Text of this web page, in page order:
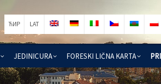
JEDINICURA FORESKI LIČNA KARTA
ЋИР LAT